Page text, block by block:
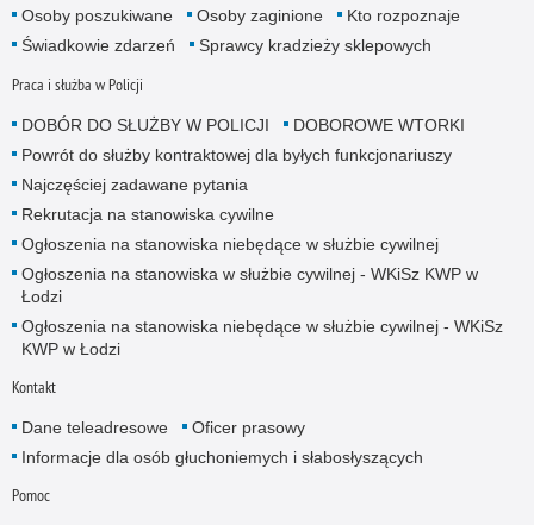
Osoby poszukiwane Osoby zaginione
Kto rozpoznaje
Świadkowie zdarzeń
Sprawcy kradzieży sklepowych
Praca i służba w Policji
DOBÓR DO SŁUŻBY W POLICJI
DOBOROWE WTORKI
Powrót do służby kontraktowej dla byłych funkcjonariuszy
Najczęściej zadawane pytania
Rekrutacja na stanowiska cywilne
Ogłoszenia na stanowiska niebędące w służbie cywilnej
Ogłoszenia na stanowiska w służbie cywilnej - WKiSz KWP w
Łodzi
Ogłoszenia na stanowiska niebędące w służbie cywilnej - WKiSz
KWP w Łodzi
Kontakt
Dane teleadresowe
Oficer prasowy
Informacje dla osób głuchoniemych i słabosłyszących
Pomoc